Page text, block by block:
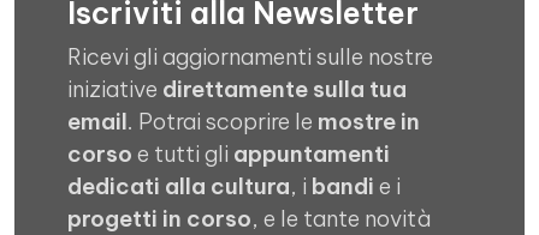
Iscriviti alla Newsletter
Ricevi gli aggiornamenti sulle nostre
iniziative direttamente sulla tua
email. Potrai scoprire le mostre in
corso e tutti gli appuntamenti
dedicati alla cultura, i bandi e i
progetti in corso, e le tante novità